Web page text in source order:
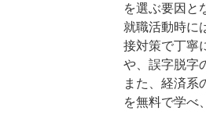
を選ぶ要因と
就職活動時に
接対策で丁寧
や、誤字脱字
また、経済系
を無料で学べ